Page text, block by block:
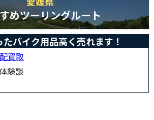
めツーリングルート
バイク用品高く売れます！
買取
験談